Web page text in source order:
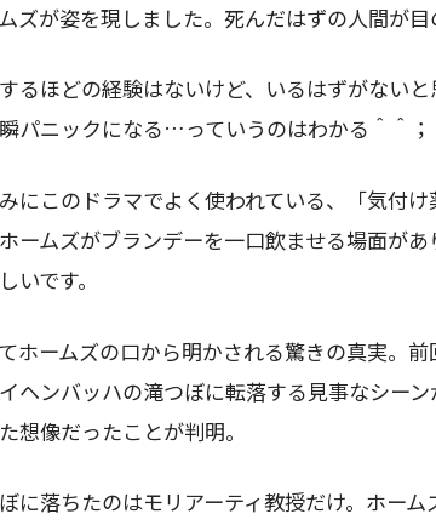
ズが姿を現しました。死んだはずの人間が目
るほどの経験はないけど、いるはずがない
パニックになる…っていうのはわかる＾＾；
にこのドラマでよく使われている、「気付
ームズがブランデーを一口飲ませる場面が
いです。
ホームズの口から明かされる驚きの真実。
ヘンバッハの滝つぼに転落する見事なシー
想像だったことが判明。
に落ちたのはモリアーティ教授だけ。ホー